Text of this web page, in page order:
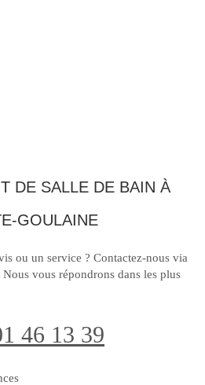
DE SALLE DE BAIN À
GOULAINE
ou un service ? Contactez-nous via
vous répondrons dans les plus
46 13 39